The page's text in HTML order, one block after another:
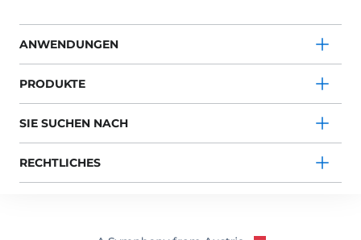
ANWENDUNGEN
PRODUKTE
SIE SUCHEN NACH
RECHTLICHES